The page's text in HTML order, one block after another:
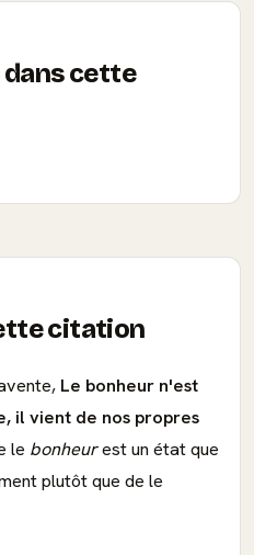
dans cette
citation
Le bonheur n'est
il vient de nos propres
le bonheurest un état que
plutôt que de le